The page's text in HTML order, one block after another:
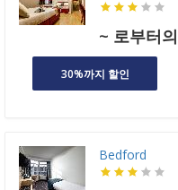
~ 로부터
30%까지 할인
Bedford